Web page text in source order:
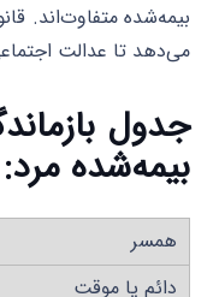
بیمه‌شده متفاوت‌اند.
می‌دهد تا عدالت
جدول
بیمه‌شده مرد:
همسر
دائم یا موقت